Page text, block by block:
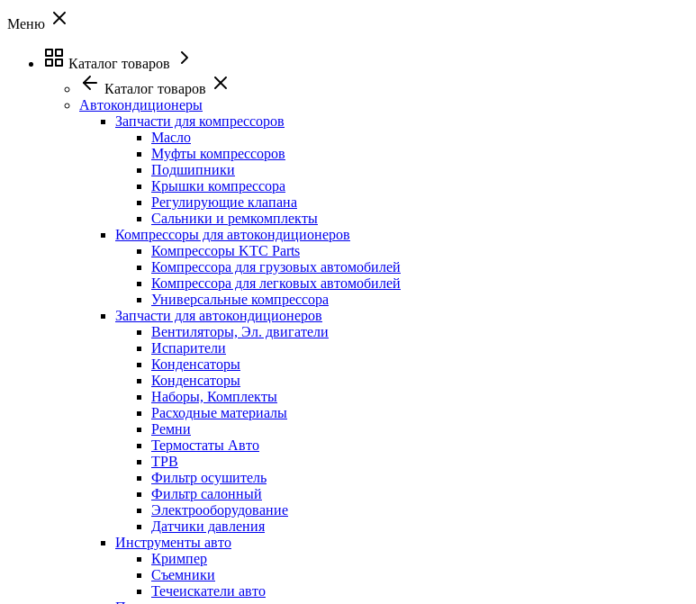
Меню
Каталог товаров
Каталог товаров
Автокондиционеры
Запчасти для компрессоров
Масло
Муфты компрессоров
Подшипники
Крышки компрессора
Регулирующие клапана
Сальники и ремкомплекты
Компрессоры для автокондиционеров
Компрессоры KTC Parts
Компрессора для грузовых автомобилей
Компрессора для легковых автомобилей
Универсальные компрессора
Запчасти для автокондиционеров
Вентиляторы, Эл. двигатели
Испарители
Конденсаторы
Конденсаторы
Наборы, Комплекты
Расходные материалы
Ремни
Термостаты Авто
ТРВ
Фильтр осушитель
Фильтр салонный
Электрооборудование
Датчики давления
Инструменты авто
Кримпер
Съемники
Течеискатели авто